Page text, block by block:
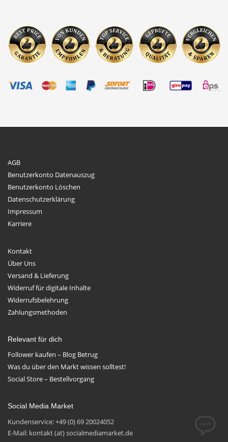
AGB
Benutzerkonto Datenauszug
Benutzerkonto Löschen
Datenschutzerklärung
Impressum
Karriere
Kontakt
Über Uns
Versand & Lieferung
Widerruf für digitale Inhalte
Widerrufsbelehrung
Zahlungsmethoden
Relevant für dich
Follower kaufen – Blog Betrug
Was du über den Markt wissen solltest!
Social Store – Bestellvorgang
Social Media Market
Kundenservice: +49 (0) 69 20024052
E-Mail: kontakt (at) socialmediamarket.de